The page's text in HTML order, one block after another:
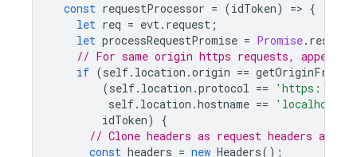
const requestProcessor = (idToken) => {
let req = evt. request ;
let processRequestPromise = Promise. resolve
// For same origin https requests, append
if (self. location .origin ==
(self. location .protocol == 'https:'
self. location .hostname == 'localhost'
idToken)
{
// Clone headers as request headers are
const headers = new Headers();